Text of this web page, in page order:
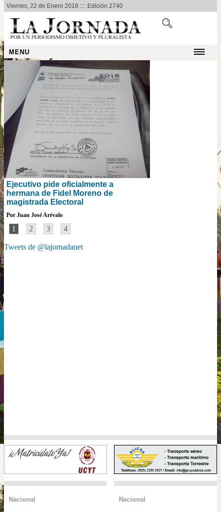
Viernes, 22 de Enero 2016 :::: Edición 2740
MENU
Ejecutivo pide oficialmente a
hermana de Fidel Moreno de
magistrada Electoral
Por Juan José Arévalo
1 2 3 4
Tweets de @lajornadanet
Nacional Nacional